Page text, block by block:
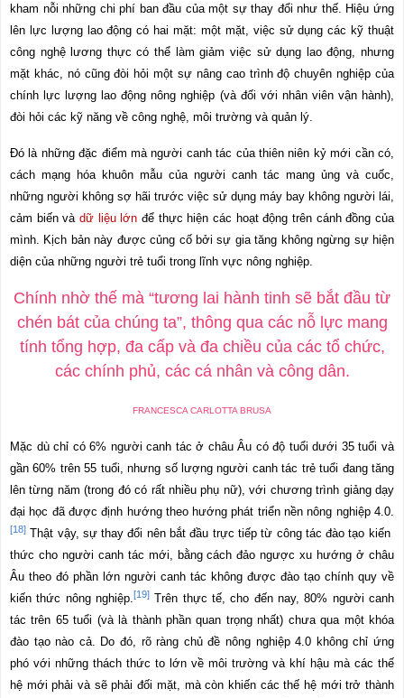
kham nỗi những chi phí ban đầu của một sự thay đổi như thế. Hiệu ứng
lên lực lượng lao động có hai mặt: một mặt, việc sử dụng các kỹ thuật
công nghệ lương thực có thể làm giảm việc sử dụng lao động, nhưng
mặt khác, nó cũng đòi hỏi một sự nâng cao trình độ chuyên nghiệp của
chính lực lượng lao động nông nghiệp (và đối với nhân viên vận hành),
đòi hỏi các kỹ năng về công nghệ, môi trường và quản lý.
Đó là những đặc điểm mà người canh tác của thiên niên kỷ mới cần có,
cách mạng hóa khuôn mẫu của người canh tác mang ủng và cuốc,
những người không sợ hãi trước việc sử dụng máy bay không người lái,
cảm biến và dữ liệu lớn để thực hiện các hoạt động trên cánh đồng của
mình. Kịch bản này được củng cố bởi sự gia tăng không ngừng sự hiện
diện của những người trẻ tuổi trong lĩnh vực nông nghiệp.
Chính nhờ thế mà “tương lai hành tinh sẽ bắt đầu từ
chén bát của chúng ta”, thông qua các nỗ lực mang
tính tổng hợp, đa cấp và đa chiều của các tổ chức,
các chính phủ, các cá nhân và công dân.
FRANCESCA CARLOTTA BRUSA
Mặc dù chỉ có 6% người canh tác ở châu Âu có độ tuổi dưới 35 tuổi và
gần 60% trên 55 tuổi, nhưng số lượng người canh tác trẻ tuổi đang tăng
lên từng năm (trong đó có rất nhiều phụ nữ), với chương trình giảng dạy
đại học đã được định hướng theo hướng phát triển nền nông nghiệp 4.0.
[18] Thật vậy, sự thay đổi nên bắt đầu trực tiếp từ công tác đào tạo kiến
thức cho người canh tác mới, bằng cách đảo ngược xu hướng ở châu
Âu theo đó phần lớn người canh tác không được đào tạo chính quy về
kiếnthức nông nghiệp.[19] Trên thực tế, cho đến nay, 80% người canh
tác trên 65 tuổi (và là thành phần quan trọng nhất) chưa qua một khóa
đào tạo nào cả. Do đó, rõ ràng chủ đề nông nghiệp 4.0 không chỉ ứng
phó với những thách thức to lớn về môi trường và khí hậu mà các thế
hệ mới phải và sẽ phải đối mặt, mà còn khiến các thế hệ mới trở thành